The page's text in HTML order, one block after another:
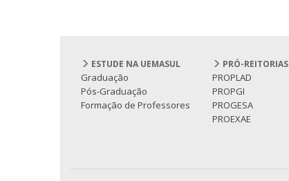
ESTUDE NA UEMASUL
Graduação
Pós-Graduação
Formação de Professores
PRÓ-REITORIAS
PROPLAD
PROPGI
PROGESA
PROEXAE